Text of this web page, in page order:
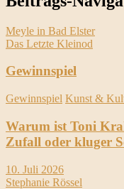
Meyle in Bad Elster
Das Letzte Kleinod
Gewinnspiel
Gewinnspiel Kunst &
Warum ist Toni
Zufall oder kluger
10. Juli 2026
Stephanie Rössel